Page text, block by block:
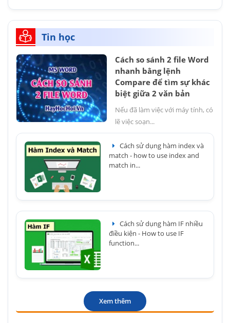
Tin học
Cách so sánh 2 file Word
nhanh bằng lệnh
Compare để tìm sự khác
biệt giữa 2 văn bản
Nếu đã làm việc với máy tính, có
lẽ việc soạn...
Cách sử dụng hàm index và
match - how to use index and
match in...
Cách sử dụng hàm IF nhiều
điều kiện - How to use IF
function...
Xem thêm